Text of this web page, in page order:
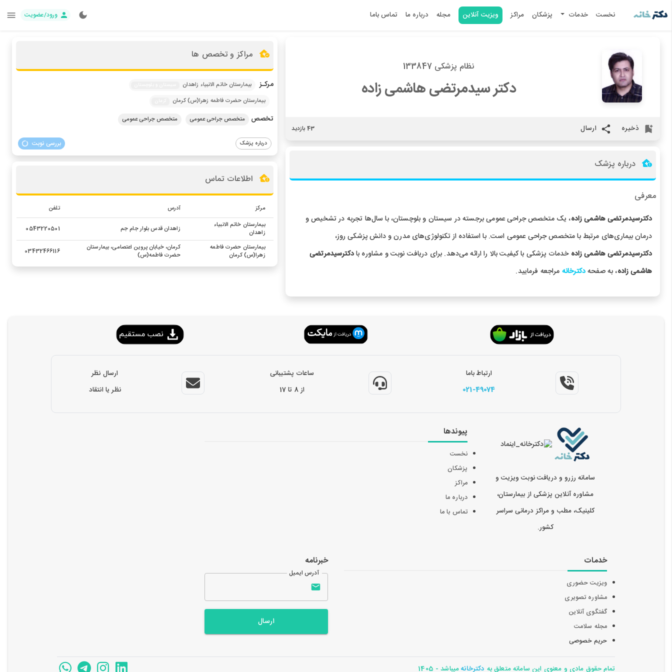
نخست خدمات پزشکان مراکز ویزیت آنلاین مجله درباره ما تماس باما ورود/عضویت
نظام پزشکی 133847
دکتر سیدمرتضی هاشمی زاده
ذخیره ارسال 43 بازدید
درباره پزشک
معرفی
دکترسیدمرتضی هاشمی زاده، یک متخصص جراحی عمومی برجسته در سیستان و بلوچستان، با سال‌ها تجربه در تشخیص و
درمان بیماری‌های مرتبط با متخصص جراحی عمومی است. با استفاده از تکنولوژی‌های مدرن و دانش پزشکی روز،
دکترسیدمرتضی هاشمی زاده خدمات پزشکی با کیفیت بالا را ارائه می‌دهد. برای دریافت نوبت و مشاوره بادکترسیدمرتضی
هاشمی زاده، به صفحهدکترخانه مراجعه فرمایید.
مراکز و تخصص ها
مرکـز بیمارستان خاتم الانبیاء زاهدان
بیمارستان حضرت فاطمه زهرا(س) کرمان
تخصص متخصص جراحی عمومی متخصص جراحی عمومی
درباره پزشک بررسی نوبت
اطلاعات تماس
مرکز آدرس
تلفن
بیمارستان خاتم الانبیاء
زاهدان
زاهدان قدس بلوار جام جم
0543220501
بیمارستان حضرت فاطمه
زهرا(س) کرمان
کرمان، خیابان پروین اعتصامی، بیمارستان
حضرت فاطمه(س)
03432466116
ارتباط باما
021-49074
ساعات پشتیبانی
از 8 تا 17
ارسال نظر
نظر یا انتقاد
سامانه رزرو و دریافت نوبت ویزیت و
مشاوره آنلاین پزشکی از بیمارستان،
کلینیک، مطب و مراکز درمانی سراسر
کشور.
پیوندها
نخست
پزشکان
مراکز
درباره ما
تماس با ما
خدمات
ویزیت حضوری
مشاوره تصویری
گفتگوی آنلاین
مجله سلامت
حریم خصوصی
خبرنامه
آدرس ایمیل
ارسال
تمام حقوق مادی و معنوی این سامانه متعلق به دکترخانهمیباشد - 1405